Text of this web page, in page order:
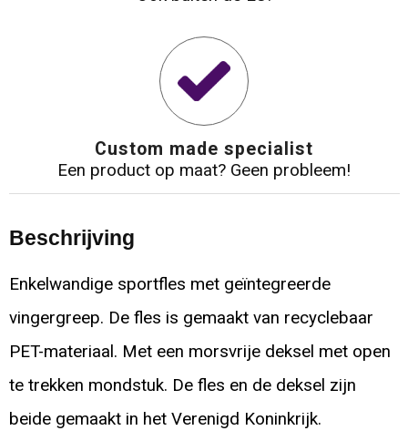
Custom made specialist
Een product op maat? Geen probleem!
Beschrijving
Enkelwandige sportfles met geïntegreerde
vingergreep. De fles is gemaakt van recyclebaar
PET-materiaal. Met een morsvrije deksel met open
te trekken mondstuk. De fles en de deksel zijn
beide gemaakt in het Verenigd Koninkrijk.